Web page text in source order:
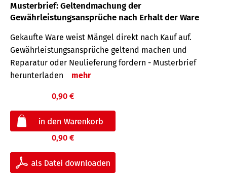
Musterbrief: Geltendmachung der
Gewährleistungsansprüche nach Erhalt der Ware
Gekaufte Ware weist Mängel direkt nach Kauf auf.
Gewährleistungsansprüche geltend machen und
Reparatur oder Neulieferung fordern - Musterbrief
herunterladen
mehr
0,90 €
0,90 €